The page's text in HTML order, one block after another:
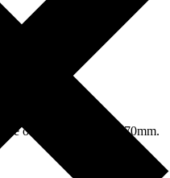
o vnútornej šírke 1070mm.